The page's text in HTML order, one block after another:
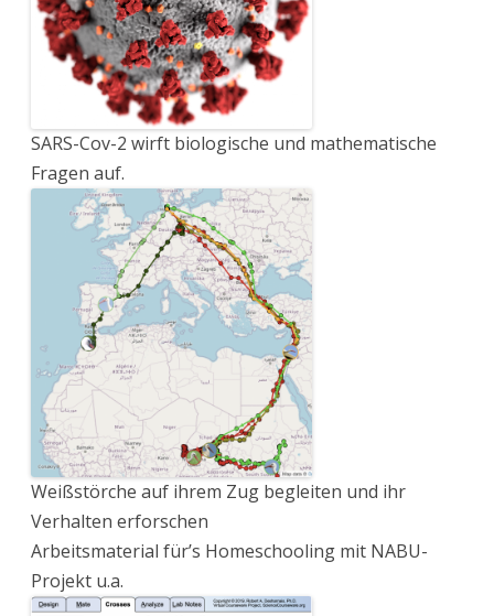
SARS-Cov-2 wirft biologische und mathematische
Fragen auf.
Weißstörche auf ihrem Zug begleiten und ihr
Verhalten erforschen
Arbeitsmaterial für’s Homeschooling mit NABU-
Projekt u.a.